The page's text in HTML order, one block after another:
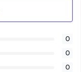
0
0
0